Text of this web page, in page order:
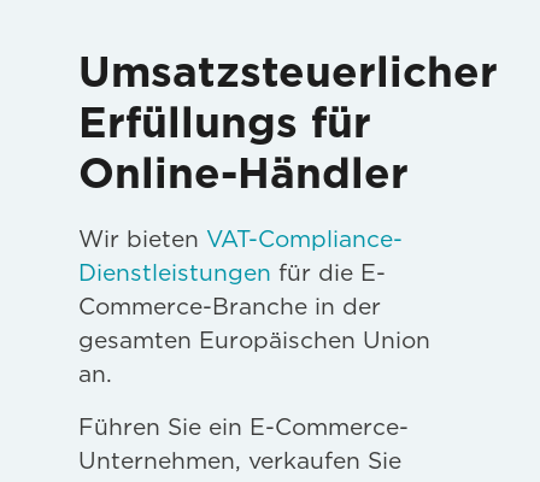
Umsatzsteuerlicher
Erfüllungs für
Online-Händler
Wir bieten VAT-Compliance-
Dienstleistungen für die E-
Commerce-Branche in der
gesamten Europäischen Union
an.
Führen Sie ein E-Commerce-
Unternehmen, verkaufen Sie